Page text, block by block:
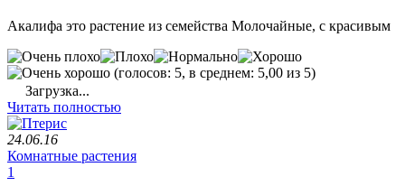
Акалифа это растение из семейства Молочайные, с красивым
(голосов: 5, в среднем: 5,00 из 5)
Загрузка...
Читать полностью
24.06.16
Комнатные растения
1